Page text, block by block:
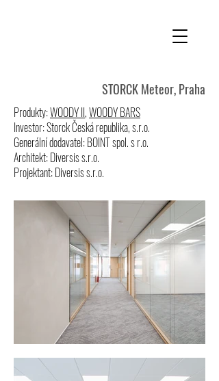
STORCK Meteor, Praha
Produkty:WOODY II,WOODY BARS
Investor: Storck Česká republika, s.r.o.
Generální dodavatel: BOINT spol. s r.o.
Architekt: Diversis s.r.o.
Projektant: Diversis s.r.o.